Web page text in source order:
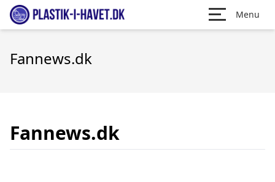
Menu
Fannews.dk
Fannews.dk